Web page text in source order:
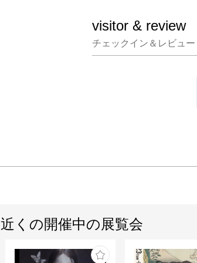
visitor & review
チェックイン＆レビュー
近くの開催中の展覧会